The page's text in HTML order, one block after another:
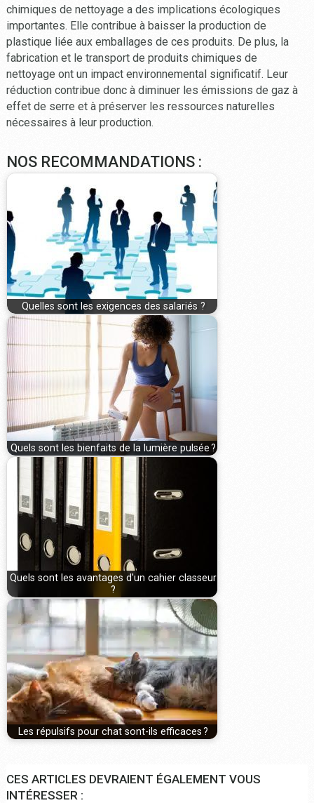
chimiques de nettoyage a des implications écologiques
importantes. Elle contribue à baisser la production de
plastique liée aux emballages de ces produits. De plus, la
fabrication et le transport de produits chimiques de
nettoyage ont un impact environnemental significatif. Leur
réduction contribue donc à diminuer les émissions de gaz à
effet de serre et à préserver les ressources naturelles
nécessaires à leur production.
NOS RECOMMANDATIONS :
Quelles sont les exigences des salariés ?
Quels sont les bienfaits de la lumière pulsée ?
Quels sont les avantages d'un cahier classeur
?
Les répulsifs pour chat sont-ils efficaces ?
CES ARTICLES DEVRAIENT ÉGALEMENT VOUS
INTÉRESSER :